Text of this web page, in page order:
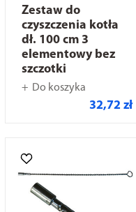
Zestaw do
czyszczenia kotła
dł. 100 cm 3
elementowy bez
szczotki
Do koszyka
32,72 zł